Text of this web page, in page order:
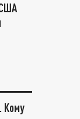
Кому